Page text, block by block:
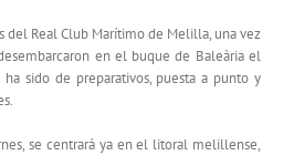
del Real Club Marítimo de Melilla, una vez
en el buque de Baleària el
sido de preparativos, puesta a punto y
se centrará ya en el litoral melillense,